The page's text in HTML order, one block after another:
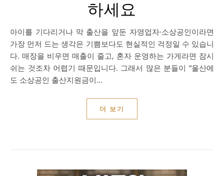
하세요
아이를 기다리거나 막 출산을 앞둔 자영업자·소상공인이라면
가장 먼저 드는 생각은 기쁨보다도 현실적인 걱정일 수 있습니
다. 매장을 비우면 매출이 줄고, 혼자 운영하는 가게라면 잠시
쉬는 것조차 어렵기 때문입니다. 그래서 많은 분들이 “울산에
도 소상공인 출산지원금이…
더 보기